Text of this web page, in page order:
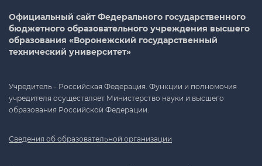
Официальный сайт Федерального государственного
бюджетного образовательного учреждения высшего
образования «Воронежский государственный
технический университет»
Учредитель - Российская Федерация. Функции и полномочия
учредителя осуществляет Министерство науки и высшего
образования Российской Федерации.
Сведения об образовательной организации